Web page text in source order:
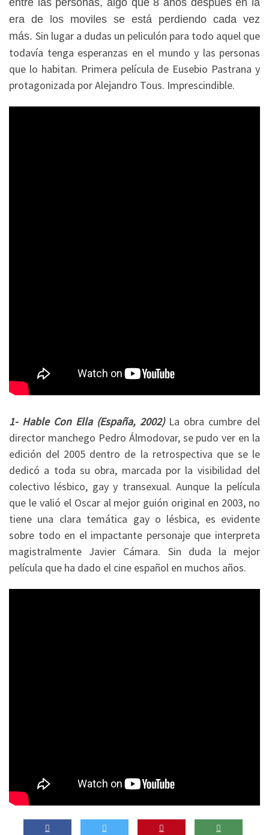
era de los moviles se está perdiendo cada vez
más. Sin lugar a dudas un peliculón para todo aquel que
todavía tenga esperanzas en el mundo y las personas
que lo habitan. Primera película de Eusebio Pastrana y
protagonizada por Alejandro Tous. Imprescindible.
1- Hable Con Ella (España, 2002) La obra cumbre del
director manchego Pedro Álmodovar, se pudo ver en la
edición del 2005 dentro de la retrospectiva que se le
dedicó a toda su obra, marcada por la visibilidad del
colectivo lésbico, gay y transexual. Aunque la película
que le valió el Oscar al mejor guión original en 2003, no
tiene una clara temática gay o lésbica, es evidente
sobre todo en el impactante personaje que interpreta
magistralmente Javier Cámara. Sin duda la mejor
película que ha dado el cine español en muchos años.